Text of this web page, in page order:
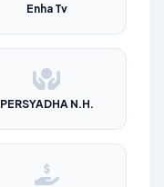
Enha Tv
PERSYADHA N.H.